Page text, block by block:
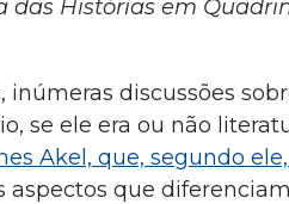
Histórias em
discussões
se ele era ou não
Akel, que, segundo ele,
que